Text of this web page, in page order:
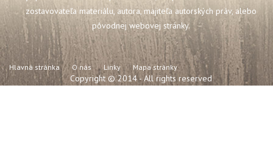
zostavovateľa materiálu, autora, majiteľa autorských práv, alebo
pôvodnej webovej stránky.
Hlavná stránka O nás Linky Mapa stránky
Copyright © 2014 - All rights reserved